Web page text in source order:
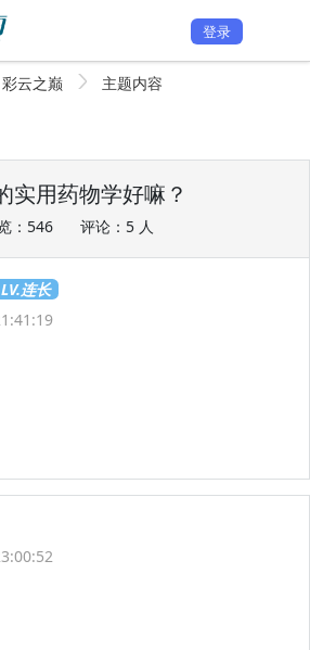
登录
彩云之巅 主题内容
实用药物学好嘛？
：546 评论：5 人
LV.连长